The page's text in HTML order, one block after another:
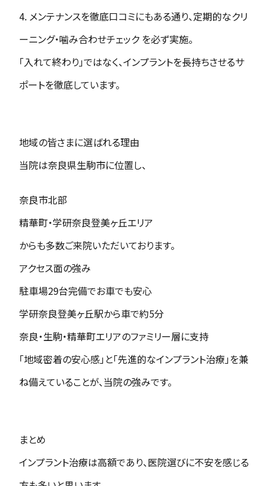
4. メンテナンスを徹底口コミにもある通り、定期的なクリ
ーニング・噛み合わせチェック を必ず実施。
「入れて終わり」ではなく、インプラントを長持ちさせるサ
ポートを徹底しています。
地域の皆さまに選ばれる理由
当院は奈良県生駒市に位置し、
奈良市北部
精華町・学研奈良登美ヶ丘エリア
からも多数ご来院いただいております。
アクセス面の強み
駐車場29台完備でお車でも安心
学研奈良登美ヶ丘駅から車で約5分
奈良・生駒・精華町エリアのファミリー層に支持
「地域密着の安心感」と「先進的なインプラント治療」を兼
ね備えていることが、当院の強みです。
まとめ
インプラント治療は高額であり、医院選びに不安を感じる